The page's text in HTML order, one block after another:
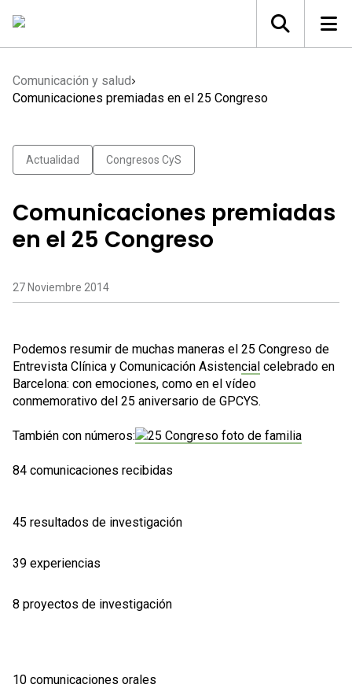
Comunicación y salud
Comunicaciones premiadas en el 25 Congreso
Actualidad Congresos CyS
Comunicaciones premiadas
en el 25 Congreso
27 Noviembre 2014
Podemos resumir de muchas maneras el 25 Congreso de
Entrevista Clínica y Comunicación Asistencial celebrado en
Barcelona: con emociones, como en el vídeo
conmemorativo del 25 aniversario de GPCYS.
También con números:
84 comunicaciones recibidas
45 resultados de investigación
39 experiencias
8 proyectos de investigación
10 comunicaciones orales